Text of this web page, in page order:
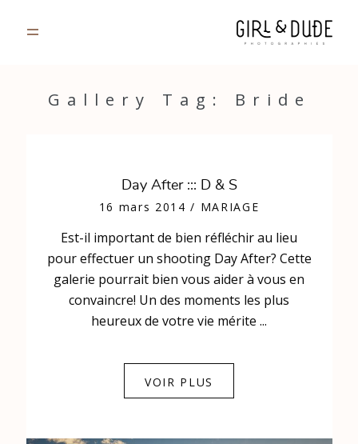
Gallery Tag: Bride
Day After ::: D & S
16 mars 2014/ MARIAGE
Est-il important de bien réfléchir au lieu
pour effectuer un shooting Day After? Cette
galerie pourrait bien vous aider à vous en
convaincre! Un des moments les plus
heureux de votre vie mérite ...
VOIR PLUS
CONTACT
GALERIES PRIVÉES